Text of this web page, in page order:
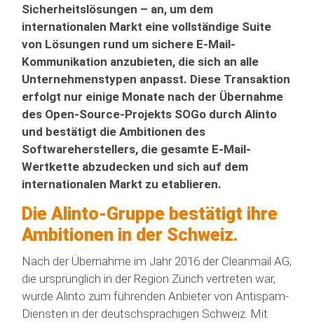
Sicherheitslösungen – an, um dem
internationalen Markt eine vollständige Suite
von Lösungen rund um sichere E-Mail-
Kommunikation anzubieten, die sich an alle
Unternehmenstypen anpasst. Diese Transaktion
erfolgt nur einige Monate nach der Übernahme
des Open-Source-Projekts SOGo durch Alinto
und bestätigt die Ambitionen des
Softwareherstellers, die gesamte E-Mail-
Wertkette abzudecken und sich auf dem
internationalen Markt zu etablieren.
Die Alinto-Gruppe bestätigt ihre
Ambitionen in der Schweiz.
Nach der Übernahme im Jahr 2016 der Cleanmail AG,
die ursprünglich in der Region Zürich vertreten war,
wurde Alinto zum führenden Anbieter von Antispam-
Diensten in der deutschsprachigen Schweiz. Mit